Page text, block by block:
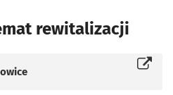
rewitalizacji
Otworzy się w nowej karcie